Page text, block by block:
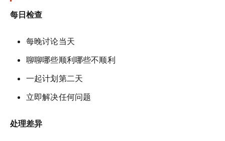
每日检查
每晚讨论当天
聊聊哪些顺利哪些不顺利
一起计划第二天
立即解决任何问题
处理差异